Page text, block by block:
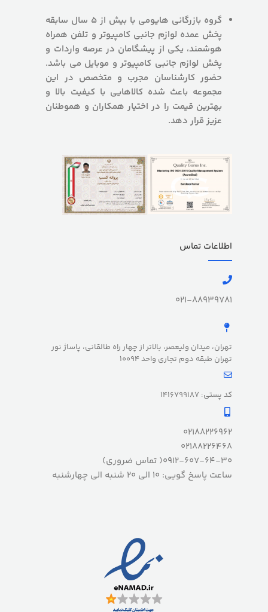
گروه بازرگانی هایومی با بیش از 5 سال سابقه
پخش عمده لوازم جانبی کامپیوتر و تلفن همراه
هوشمند، یکی از پیشگامان در عرصه واردات و
پخش لوازم جانبی کامپیوتر و موبایل می باشد.
حضور کارشناسان مجرب و متخصص در این
مجموعه باعث شده کالاهایی با کیفیت بالا و
بهترین قیمت را در اختیار همکاران و هموطنان
عزیز قرار دهد.
اطلاعات تماس
021-88939781
تهران، میدان ولیعصر، بالاتر از چهار راه طالقانی، پاساژ نور
تهران طبقه دوم تجاری واحد 10094
کد پستی: 1416799187
02188226962
02188226468
0912-607-64-30( تماس ضروری)
ساعت پاسخ گویی: 10 الی 20 شنبه الی چهارشنبه